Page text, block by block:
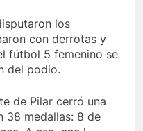
los
con derrotas y
fútbol 5 femenino se
del podio.
de Pilar cerró una
38 medallas: 8 de